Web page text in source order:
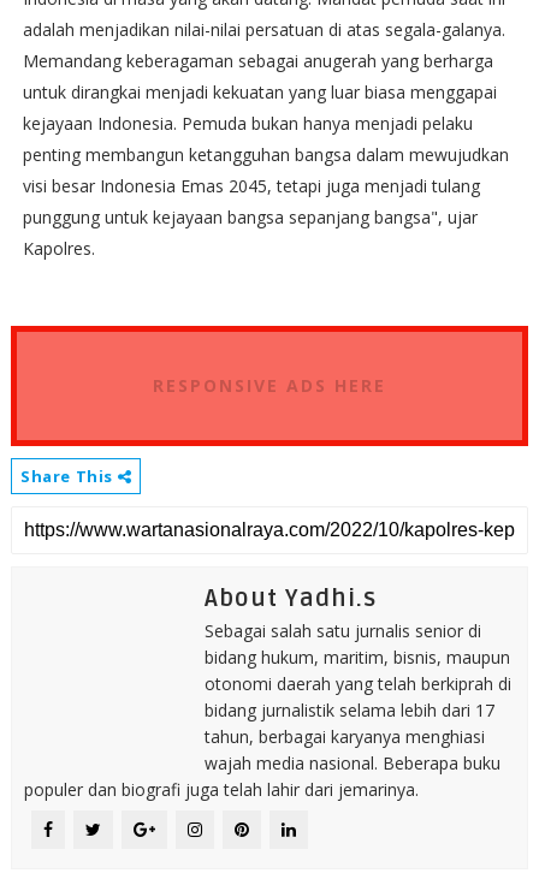
adalah menjadikan nilai-nilai persatuan di atas segala-galanya.
Memandang keberagaman sebagai anugerah yang berharga
untuk dirangkai menjadi kekuatan yang luar biasa menggapai
kejayaan Indonesia. Pemuda bukan hanya menjadi pelaku
penting membangun ketangguhan bangsa dalam mewujudkan
visi besar Indonesia Emas 2045, tetapi juga menjadi tulang
punggung untuk kejayaan bangsa sepanjang bangsa", ujar
Kapolres.
RESPONSIVE ADS HERE
Share This
About Yadhi.s
Sebagai salah satu jurnalis senior di
bidang hukum, maritim, bisnis, maupun
otonomi daerah yang telah berkiprah di
bidang jurnalistik selama lebih dari 17
tahun, berbagai karyanya menghiasi
wajah media nasional. Beberapa buku
populer dan biografi juga telah lahir dari jemarinya.